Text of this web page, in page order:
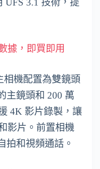
據，即買即用
相機配置為雙鏡頭
主鏡頭和 200 萬
4K 影片錄製，讓
影片。前置相機
拍和視頻通話。